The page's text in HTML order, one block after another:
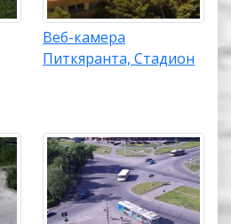
Веб-камера
Питкяранта, Стадион